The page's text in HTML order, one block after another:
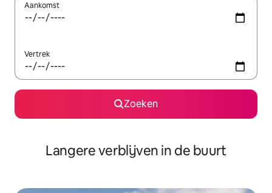
Aankomst
Vertrek
Zoeken
Langere verblijven in de buurt